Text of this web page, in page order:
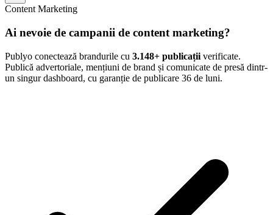
Content Marketing
Ai nevoie de campanii de content marketing?
Publyo conectează brandurile cu 3.148+ publicații verificate.
Publică advertoriale, mențiuni de brand și comunicate de presă dintr-
un singur dashboard, cu garanție de publicare 36 de luni.